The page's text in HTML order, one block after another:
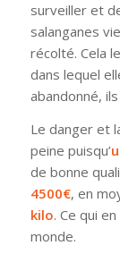
surveiller et
salanganes
récolté. Cela
dans lequel
abandonné,
Le danger et
peine puisqu’
de bonne
4500€, en
kilo. Ce qui
monde.